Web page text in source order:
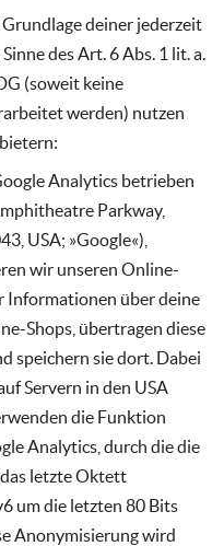
deiner jederzeit
des Art. 6 Abs. 1 lit. a.
(soweit keine
werden) nutzen
Analytics betrieben
Parkway,
USA; »Google«),
wir unseren Online-
Informationen über deine
Shops, übertragen diese
speichern sie dort. Dabei
Servern in den USA
die Funktion
Analytics, durch die die
letzte Oktett
um die letzten 80 Bits
Anonymisierung wird